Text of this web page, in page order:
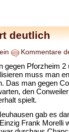
deutlich
Kommentare
gegen Pforzheim
muss man
Das man gegen
den
spielt.
gab es
Frank Morelli